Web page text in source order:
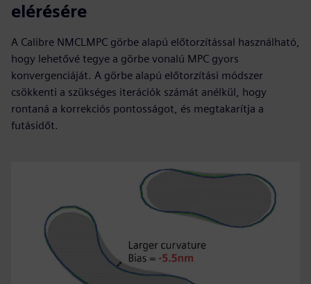
elérésére
A Calibre NMCLMPC görbe alapú előtorzítással használható,
hogy lehetővé tegye a görbe vonalú MPC gyors
konvergenciáját. A görbe alapú előtorzítási módszer
csökkenti a szükséges iterációk számát anélkül, hogy
rontaná a korrekciós pontosságot, és megtakarítja a
futásidőt.